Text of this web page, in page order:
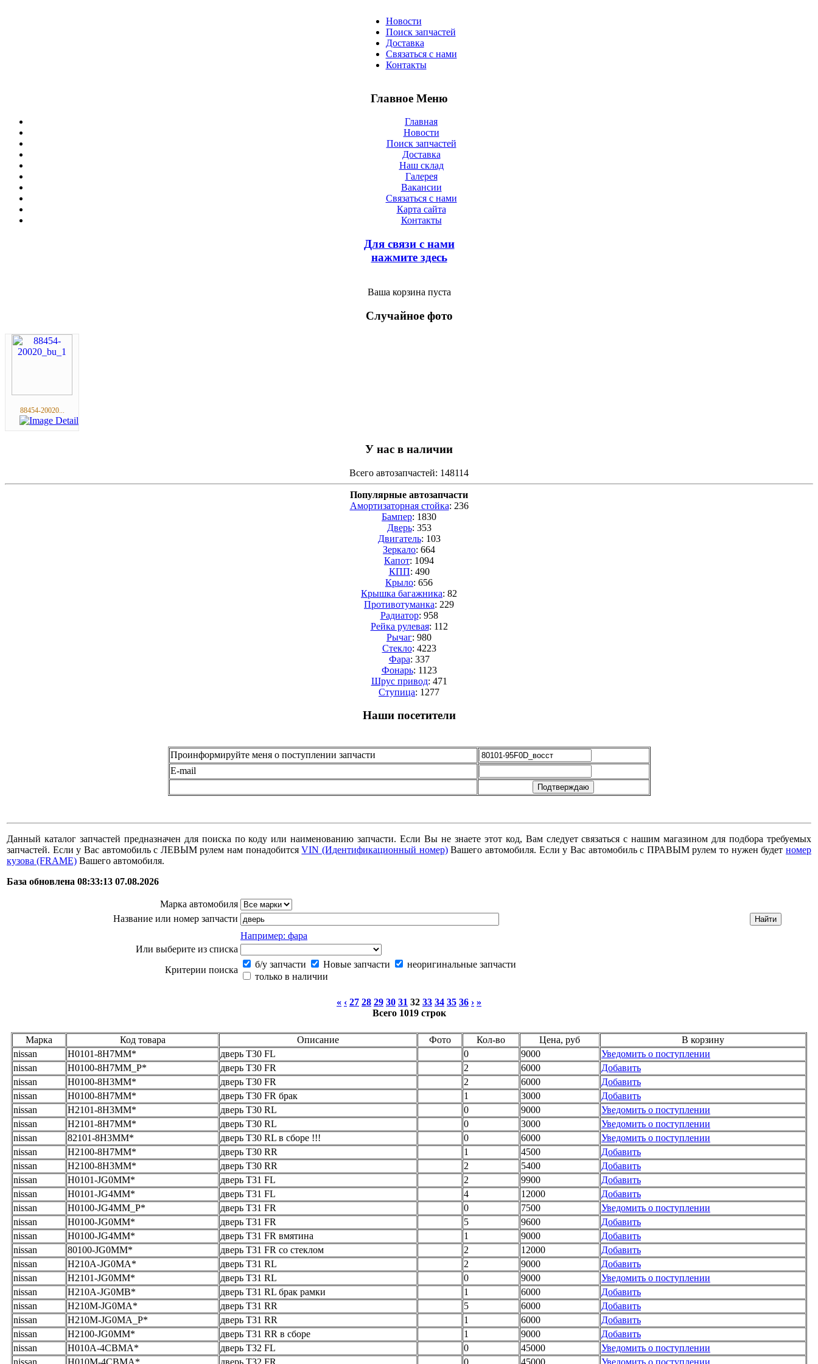
Новости
Поиск запчастей
Доставка
Связаться с нами
Контакты
Главное Меню
Главная
Новости
Поиск запчастей
Доставка
Наш склад
Галерея
Вакансии
Связаться с нами
Карта сайта
Контакты
Для связи с нами
нажмите здесь
Ваша корзина пуста
Случайное фото
88454-20020...
У нас в наличии
Всего автозапчастей: 148114
Популярные автозапчасти
Амортизаторная стойка: 236
Бампер: 1830
Дверь: 353
Двигатель: 103
Зеркало: 664
Капот: 1094
КПП: 490
Крыло: 656
Крышка багажника: 82
Противотуманка: 229
Радиатор: 958
Рейка рулевая: 112
Рычаг: 980
Стекло: 4223
Фара: 337
Фонарь: 1123
Шрус привод: 471
Cтупица: 1277
Наши посетители
Проинформируйте меня о поступлении запчасти
E-mail
Данный каталог запчастей предназначен для поиска по коду или наименованию запчасти. Если Вы не знаете этот код, Вам следует связаться с нашим магазином для подбора требуемых
запчастей. Если у Вас автомобиль с ЛЕВЫМ рулем нам понадобитсяVIN (Идентификационный номер)Вашего автомобиля. Если у Вас автомобиль с ПРАВЫМ рулем то нужен будетномер
кузова (FRAME) Вашего автомобиля.
База обновлена 08:33:13 07.08.2026
Марка автомобиля
Название или номер запчасти
Например: фара
Или выберите из списка
Критерии поиска
б/у запчасти Новые запчасти
неоригинальные запчасти
только в наличии
« ‹ 27 28 29 30 31 32 33 34 35 36 › »
Всего 1019 строк
Марка Код товара Описание Фото Кол-во Цена, руб
В корзину
nissan
H0101-8H7MM* дверь T30 FL 0 9000
Уведомить о поступлении
nissan
H0100-8H7MM_Р* дверь T30 FR 2 6000
Добавить
nissan
H0100-8H3MM* дверь T30 FR 2 6000
Добавить
nissan
H0100-8H7MM* дверь T30 FR брак 1 3000
Добавить
nissan
H2101-8H3MM* дверь T30 RL 0 9000
Уведомить о поступлении
nissan
H2101-8H7MM* дверь T30 RL 0 3000
Уведомить о поступлении
nissan
82101-8H3MM* дверь T30 RL в сборе !!! 0 6000
Уведомить о поступлении
nissan
H2100-8H7MM* дверь T30 RR 1 4500
Добавить
nissan
H2100-8H3MM* дверь T30 RR 2 5400
Добавить
nissan
H0101-JG0MM* дверь T31 FL 2 9900
Добавить
nissan
H0101-JG4MM* дверь T31 FL 4 12000
Добавить
nissan
H0100-JG4MM_Р* дверь T31 FR 0 7500
Уведомить о поступлении
nissan
H0100-JG0MM* дверь T31 FR 5 9600
Добавить
nissan
H0100-JG4MM* дверь T31 FR вмятина 1 9000
Добавить
nissan
80100-JG0MM* дверь T31 FR со стеклом 2 12000
Добавить
nissan
H210A-JG0MA* дверь T31 RL 2 9000
Добавить
nissan
H2101-JG0MM* дверь T31 RL 0 9000
Уведомить о поступлении
nissan
H210A-JG0MB* дверь T31 RL брак рамки 1 6000
Добавить
nissan
H210M-JG0MA* дверь T31 RR 5 6000
Добавить
nissan
H210M-JG0MA_Р* дверь T31 RR 1 6000
Добавить
nissan
H2100-JG0MM* дверь T31 RR в сборе 1 9000
Добавить
nissan
H010A-4CBMA* дверь T32 FL 0 45000
Уведомить о поступлении
nissan
H010M-4CBMA* дверь T32 FR 0 45000 Уведомить о поступлении